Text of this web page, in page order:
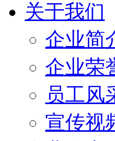
关于我们
企业简
企业荣
员工风
宣传视